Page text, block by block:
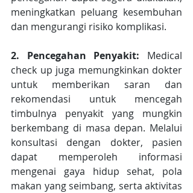
meningkatkan peluang kesembuhan
dan mengurangi risiko komplikasi.
2. Pencegahan Penyakit: Medical
check up juga memungkinkan dokter
untuk memberikan saran dan
rekomendasi untuk mencegah
timbulnya penyakit yang mungkin
berkembang di masa depan. Melalui
konsultasi dengan dokter, pasien
dapat memperoleh informasi
mengenai gaya hidup sehat, pola
makan yang seimbang, serta aktivitas